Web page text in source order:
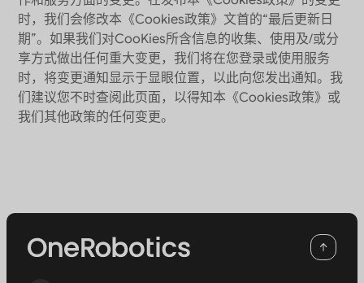
时，我们会修改本《Cookies政策》文首的“最后更新日
期”。如果我们对CooKies所含信息的收集、使用及/或分
享方式做出任何重大变更，我们将在您登录或使用服务
时，将变更通知显示于显眼位置，以此向您发出通知。我
们建议您不时查阅此页面，以得知本《Cookies政策》或
我们其他政策的任何变更。